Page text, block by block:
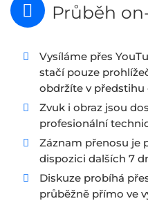
Průběh
Vysíláme přes
stačí pouze
obdržíte v předstihu
Zvuk i obraz jsou
profesionální
Záznam přenosu je
dispozici dalších 7
Diskuze probíhá
průběžně přímo ve